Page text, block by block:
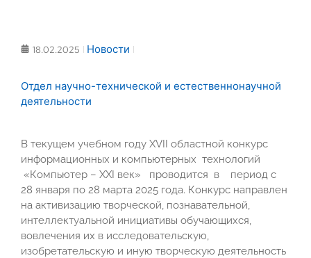
18.02.2025 Новости
Отдел научно-технической и естественнонаучной
деятельности
В текущем учебном году ХVII областной конкурс
информационных и компьютерных технологий
«Компьютер – XXI век» проводится в период с
28 января по 28 марта 2025 года. Конкурс направлен
на активизацию творческой, познавательной,
интеллектуальной инициативы обучающихся,
вовлечения их в исследовательскую,
изобретательскую и иную творческую деятельность